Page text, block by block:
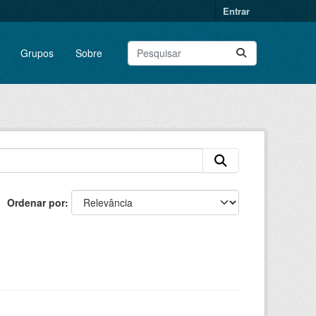
Entrar
Grupos Sobre
Ordenar por